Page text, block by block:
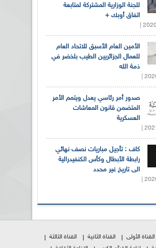
للجنة الوزارية المشتركة لمتابعة
اتفاق أوبك +
الأمين العام الأسبق للاتحاد العام
للعمال الجزائريين الطيب بلخضر في
ذمة الله
صدور أمر رئاسي يعدل ويتمم الأمر
المتضمن قانون المعاشات
العسكرية
كاف : تأجيل مباريات نصف نهائي
رابطة الأبطال وكأس الكنفيدرالية
الى تاريخ غير محدد
القناة الأولى القناة الثانية
القناة الثالثة